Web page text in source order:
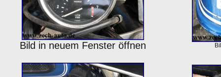
Bild in neuem Fenster öffnen